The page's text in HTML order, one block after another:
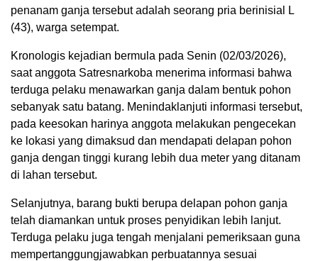
penanam ganja tersebut adalah seorang pria berinisial L
(43), warga setempat.
Kronologis kejadian bermula pada Senin (02/03/2026),
saat anggota Satresnarkoba menerima informasi bahwa
terduga pelaku menawarkan ganja dalam bentuk pohon
sebanyak satu batang. Menindaklanjuti informasi tersebut,
pada keesokan harinya anggota melakukan pengecekan
ke lokasi yang dimaksud dan mendapati delapan pohon
ganja dengan tinggi kurang lebih dua meter yang ditanam
di lahan tersebut.
Selanjutnya, barang bukti berupa delapan pohon ganja
telah diamankan untuk proses penyidikan lebih lanjut.
Terduga pelaku juga tengah menjalani pemeriksaan guna
mempertanggungjawabkan perbuatannya sesuai